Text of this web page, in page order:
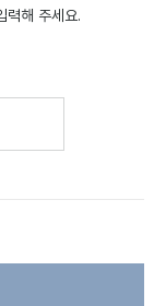
력해 주세요.